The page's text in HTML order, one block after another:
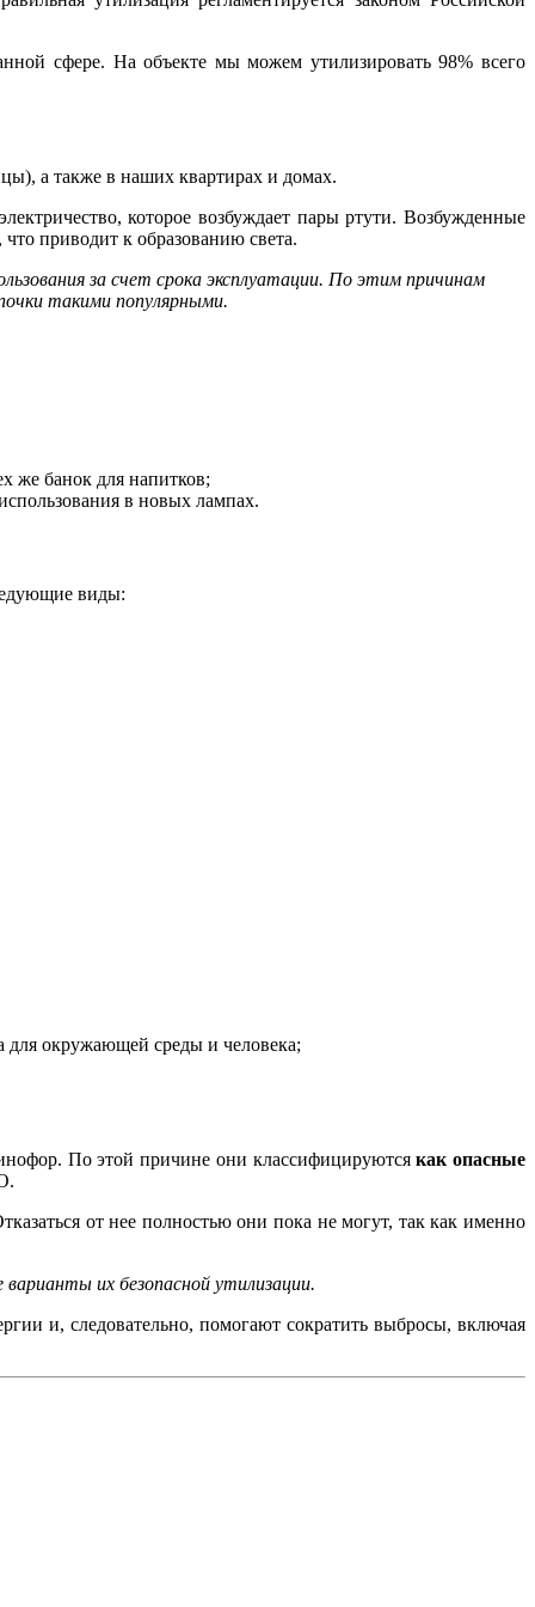
сфере. На объекте мы можем утилизировать 98% всего
а также в наших квартирах и домах.
которое возбуждает пары ртути. Возбужденные
приводит к образованию света.
за счет срока эксплуатации. По этим причинам
такими популярными.
же банок для напитков;
в новых лампах.
виды:
для окружающей среды и человека;
По этой причине они классифицируютсякак опасные
от нее полностью они пока не могут, так как именно
их безопасной утилизации.
и, следовательно, помогают сократить выбросы, включая